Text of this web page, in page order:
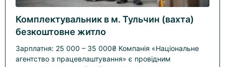
Комплектувальник в м. Тульчин (вахта)
безкоштовне житло
Зарплатня: 25 000 – 35 000₴ Компанія «Національне
агентство з працевлаштування» є провідним